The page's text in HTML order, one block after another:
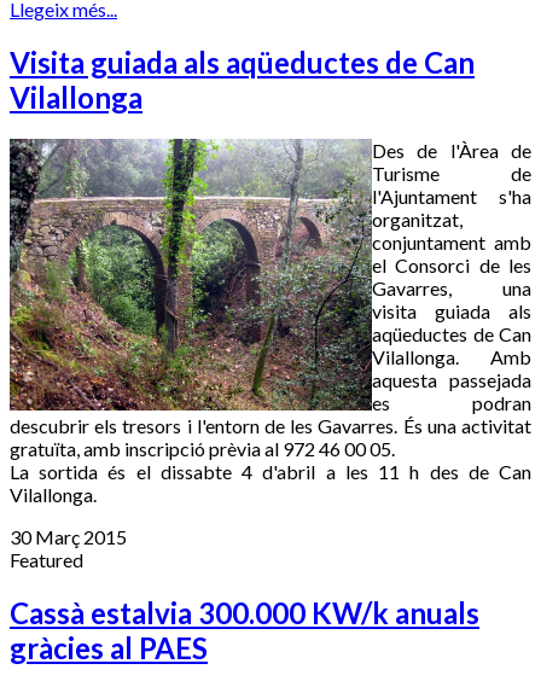
Llegeix més...
Visita guiada als aqüeductes de Can
Vilallonga
Des de l'Àrea de
Turisme de
l'Ajuntament s'ha
organitzat,
conjuntament amb
el Consorci de les
Gavarres, una
visita guiada als
aqüeductes de Can
Vilallonga. Amb
aquesta passejada
es podran
descubrir els tresors i l'entorn de les Gavarres. És una activitat
gratuïta, amb inscripció prèvia al 972 46 00 05.
La sortida és el dissabte 4 d'abril a les 11 h des de Can
Vilallonga.
30 Març 2015
Featured
Cassà estalvia 300.000 KW/k anuals
gràcies al PAES